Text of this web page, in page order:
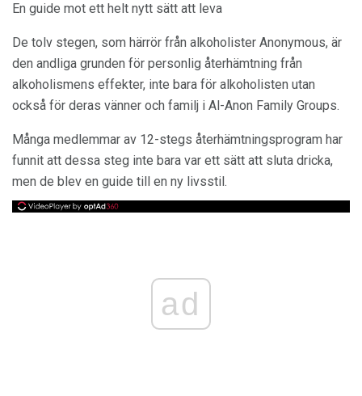
En guide mot ett helt nytt sätt att leva
De tolv stegen, som härrör från alkoholister Anonymous, är
den andliga grunden för personlig återhämtning från
alkoholismens effekter, inte bara för alkoholisten utan
också för deras vänner och familj i Al-Anon Family Groups.
Många medlemmar av 12-stegs återhämtningsprogram har
funnit att dessa steg inte bara var ett sätt att sluta dricka,
men de blev en guide till en ny livsstil.
ad